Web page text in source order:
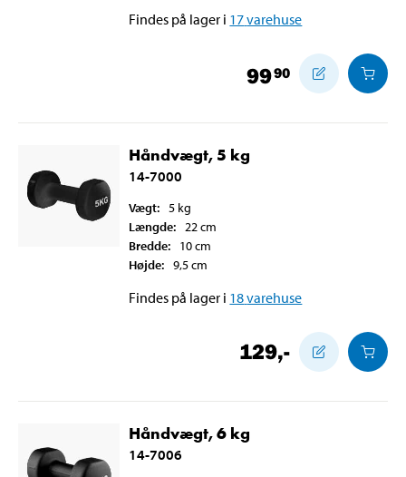
Findes på lager i 17varehuse
9990
Håndvægt, 5 kg
14-7000
Vægt: 5 kg
Længde: 22cm
Bredde: 10cm
Højde: 9,5cm
Findes på lager i 18varehuse
129,-
Håndvægt, 6 kg
14-7006